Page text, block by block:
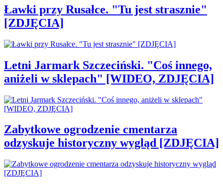
Ławki przy Rusałce. "Tu jest strasznie"
[ZDJĘCIA]
Letni Jarmark Szczeciński. "Coś innego,
aniżeli w sklepach" [WIDEO, ZDJĘCIA]
Zabytkowe ogrodzenie cmentarza
odzyskuje historyczny wygląd [ZDJĘCIA]